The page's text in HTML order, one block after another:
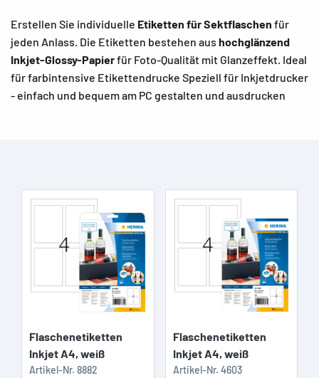
Erstellen Sie individuelle Etiketten für Sektflaschen für
jeden Anlass. Die Etiketten bestehen aus hochglänzend
Inkjet-Glossy-Papierfür Foto-Qualität mit Glanzeffekt. Ideal
für farbintensive Etikettendrucke Speziell für Inkjetdrucker
- einfach und bequem am PC gestalten und ausdrucken
Flaschenetiketten
Inkjet A4, weiß
Artikel-Nr. 8882
Flaschenetiketten
Inkjet A4, weiß
Artikel-Nr. 4603